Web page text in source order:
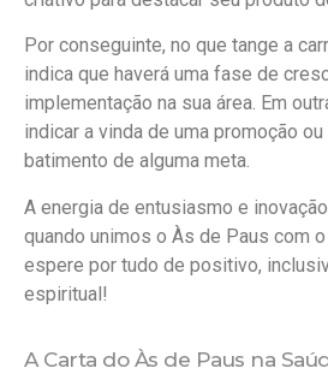
Por conseguinte, no que tange a
indica que haverá uma fase de
implementação na sua área. Em
indicar a vinda de uma promoção
batimento de alguma meta.
A energia de entusiasmo e
quando unimos o Às de Paus com
espere por tudo de positivo,
espiritual!
A Carta do Às de Paus na